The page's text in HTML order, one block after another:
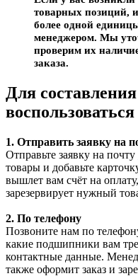
товарных позиций,
более одной
менеджером. Мы
проверим их
заказа.
Для
1. Отправить заявку на
Отправьте заявку на почту
товары и добавьте
вышлет вам счёт на
зарезервирует нужный
2. По телефону
Позвоните нам по
какие подшипники вам
контактные данные.
также оформит заказ и